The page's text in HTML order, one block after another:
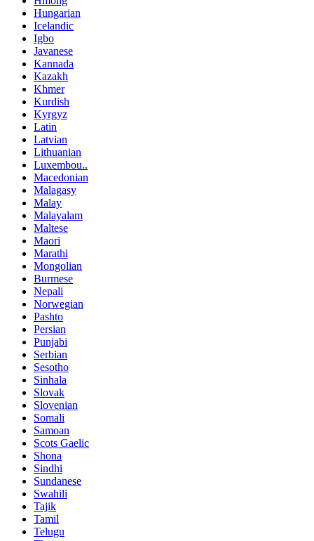
Hungarian
Icelandic
Igbo
Javanese
Kannada
Kazakh
Khmer
Kurdish
Kyrgyz
Latin
Latvian
Lithuanian
Luxembou..
Macedonian
Malagasy
Malay
Malayalam
Maltese
Maori
Marathi
Mongolian
Burmese
Nepali
Norwegian
Pashto
Persian
Punjabi
Serbian
Sesotho
Sinhala
Slovak
Slovenian
Somali
Samoan
Scots Gaelic
Shona
Sindhi
Sundanese
Swahili
Tajik
Tamil
Telugu